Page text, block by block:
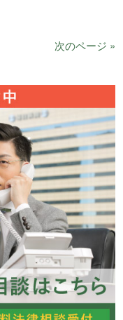
次のページ »